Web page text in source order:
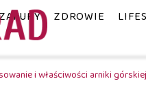
ZAKUPY ZDROWIE
i właściwości arniki górskiej